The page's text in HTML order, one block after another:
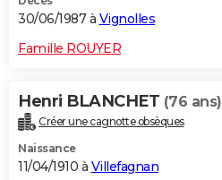
30/06/1987 à Vignolles
Famille ROUYER
Henri BLANCHET (76 ans)
Créer une cagnotte obsèques
Naissance
11/04/1910 à Villefagnan